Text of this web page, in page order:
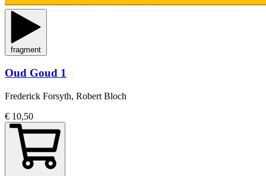
fragment
Oud Goud 1
Frederick Forsyth, Robert Bloch
€ 10,50